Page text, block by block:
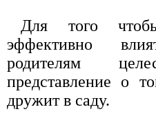
Для того
эффективно
родителям
представление о
дружит в саду.